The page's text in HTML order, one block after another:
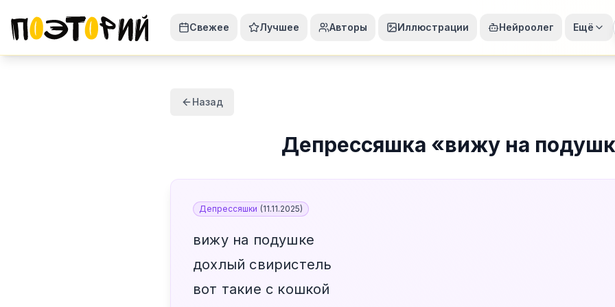
Свежее Лучшее Авторы Иллюстрации Нейроолег Ещё
Назад
Депрессяшка «вижу на
Депрессяшки (11.11.2025)
вижу на подушке
дохлый свиристель
вот такие с кошкой